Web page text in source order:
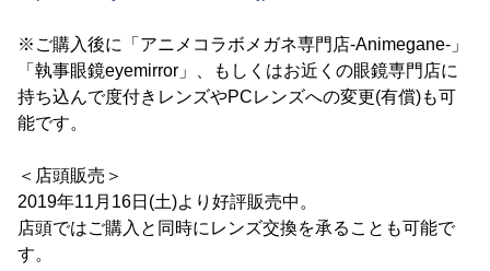
※ご購入後に「アニメコラボメガネ専門店-Animegane-」
「執事眼鏡eyemirror」、もしくはお近くの眼鏡専門店に
持ち込んで度付きレンズやPCレンズへの変更(有償)も可
能です。
＜店頭販売＞
2019年11月16日(土)より好評販売中。
店頭ではご購入と同時にレンズ交換を承ることも可能で
す。